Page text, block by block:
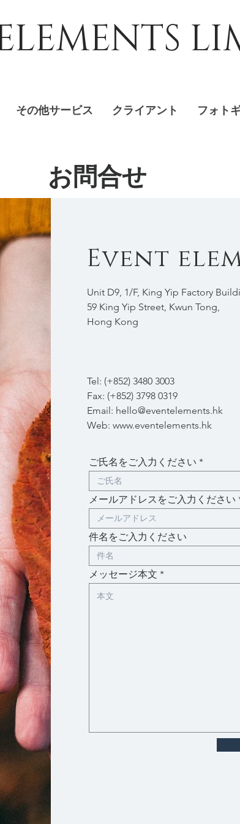
その他サービス クライアント フォト
お問合せ
Event
Unit D9, 1/F, King Yip Factory
59 King Yip Street, Kwun Tong,
Hong Kong
Tel: (+852) 3480 3003
Fax: (+852) 3798 0319
Email: hello@eventelements.hk
​​Web: www.eventelements.hk
ご氏名をご入力ください
メールアドレスをご入力ください
件名をご入力ください
メッセージ本文